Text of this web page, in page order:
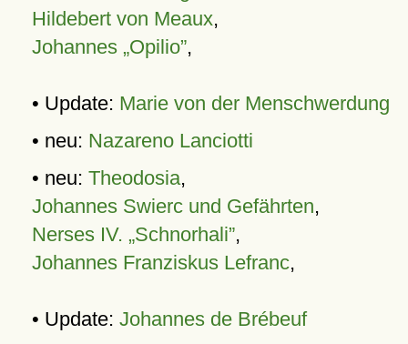
Hildebert von Meaux,
Johannes „Opilio”,
• Update: Marie von der Menschwerdung
• neu: Nazareno Lanciotti
• neu: Theodosia,
Johannes Swierc und Gefährten,
Nerses IV. „Schnorhali”,
Johannes Franziskus Lefranc,
• Update: Johannes de Brébeuf